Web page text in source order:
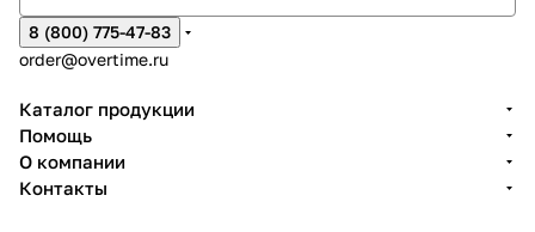
8 (800) 775-47-83
order@overtime.ru
Каталог продукции
Помощь
О компании
Контакты